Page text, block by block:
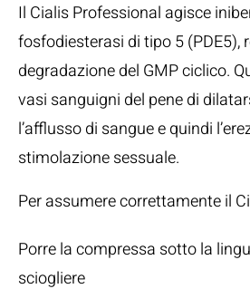
Il Cialis Professional agisce
fosfodiesterasi di tipo 5 (PDE5),
degradazione del GMP ciclico.
vasi sanguigni del pene di
l’afflusso di sangue e quindi
stimolazione sessuale.
Per assumere correttamente il
Porre la compressa sotto la
sciogliere